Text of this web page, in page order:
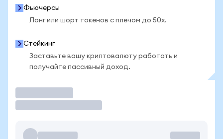
Фьючерсы
Лонг или шорт токенов с плечом до 50x.
Стейкинг
Заставьте вашу криптовалюту работать и
получайте пассивный доход.